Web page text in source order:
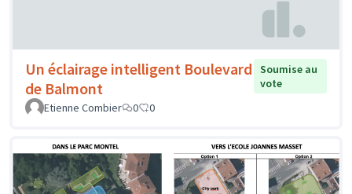
Un éclairage intelligent Boulevard
de Balmont
Soumise au
vote
Etienne Combier
0 0